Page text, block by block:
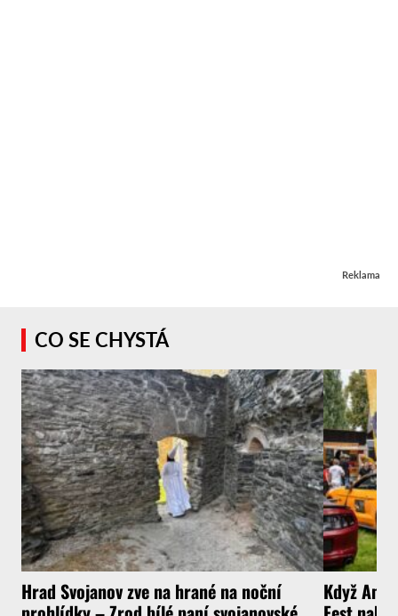
Reklama
CO SE CHYSTÁ
Hrad Svojanov zve na hrané na noční
Když